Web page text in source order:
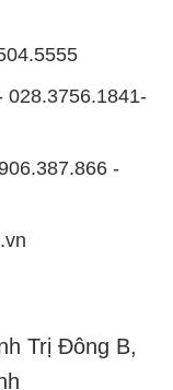
028.3756.1841-
-
Trị Đông B,